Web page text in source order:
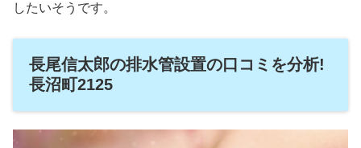
したいそうです。
長尾信太郎の排水管設置の口コミを分析!
長沼町2125